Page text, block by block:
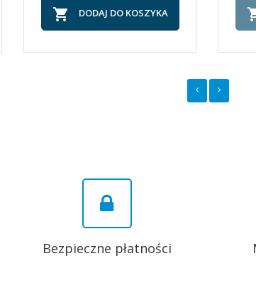
 DODAJ DO KOSZYKA
Bezpieczne płatności